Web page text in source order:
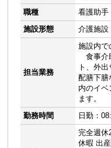
職種
看護助手
施設形態
介護施設
担当業務
施設内で
食事介
ト、外
配膳下
内のイベ
ます。
勤務時間
日勤：
完全週休
休暇 出